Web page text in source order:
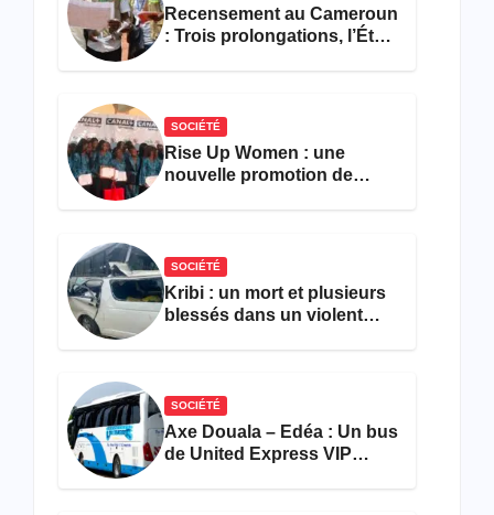
Recensement au Cameroun
: Trois prolongations, l’État
SOCIÉTÉ
Rise Up Women : une
nouvelle promotion de
SOCIÉTÉ
Kribi : un mort et plusieurs
blessés dans un violent
SOCIÉTÉ
Axe Douala – Edéa : Un bus
de United Express VIP